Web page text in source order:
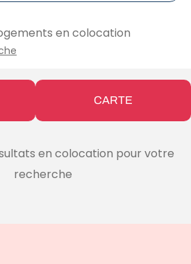
en colocation
CARTE
en colocation pour votre
recherche